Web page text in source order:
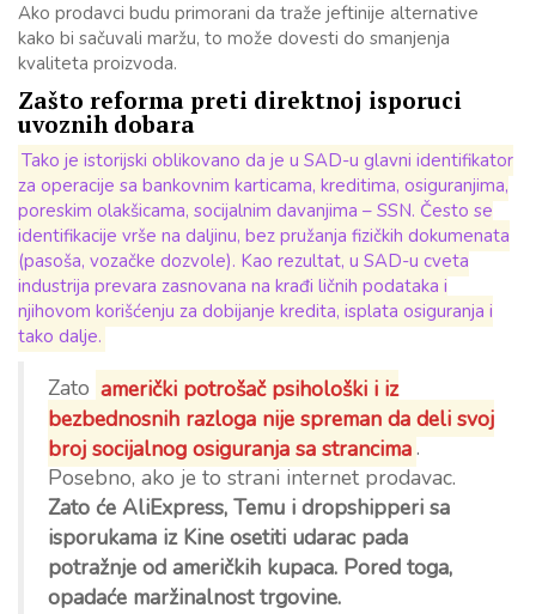
Ako prodavci budu primorani da traže jeftinije alternative
kako bi sačuvali maržu, to može dovesti do smanjenja
kvaliteta proizvoda.
Zašto reforma preti direktnoj isporuci
uvoznih dobara
Tako je istorijski oblikovano da je u SAD-u glavni identifikator
za operacije sa bankovnim karticama, kreditima, osiguranjima,
poreskim olakšicama, socijalnim davanjima – SSN. Često se
identifikacije vrše na daljinu, bez pružanja fizičkih dokumenata
(pasoša, vozačke dozvole). Kao rezultat, u SAD-u cveta
industrija prevara zasnovana na krađi ličnih podataka i
njihovom korišćenju za dobijanje kredita, isplata osiguranja i
tako dalje.
Zato američki potrošač psihološki i iz
bezbednosnih razloga nije spreman da deli svoj
broj socijalnog osiguranja sa strancima.
Posebno, ako je to strani internet prodavac.
Zato će AliExpress, Temu i dropshipperi sa
isporukama iz Kine osetiti udarac pada
potražnje od američkih kupaca. Pored toga,
opadaće maržinalnost trgovine.